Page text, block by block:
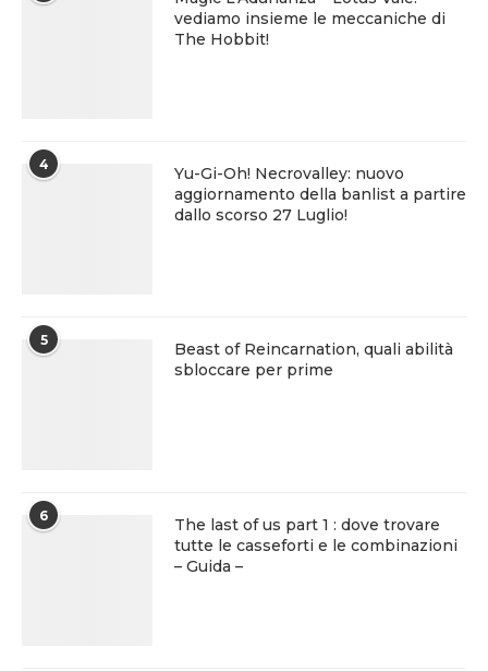
vediamo insieme le meccaniche di
The Hobbit!
4
Yu-Gi-Oh! Necrovalley: nuovo
aggiornamento della banlist a partire
dallo scorso 27 Luglio!
5
Beast of Reincarnation, quali abilità
sbloccare per prime
6
The last of us part 1 : dove trovare
tutte le casseforti e le combinazioni
– Guida –